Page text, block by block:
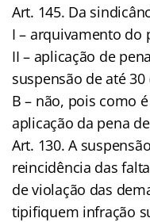
Art. 145. Da
I – arquivamento do
II – aplicação de
suspensão de até
B – não, pois como
aplicação da pena
Art. 130. A
reincidência das
de violação das
tipifiquem infração